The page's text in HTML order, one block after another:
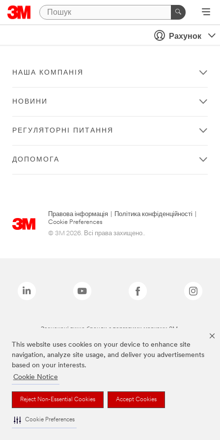
This website uses cookies on your device to enhance site
navigation, analyze site usage, and deliver you advertisements
based on your interests.
Cookie Notice
Reject Non-Essential Cookies Accept Cookies
Cookie Preferences
Рахунок
НАША КОМПАНІЯ
НОВИНИ
РЕГУЛЯТОРНІ ПИТАННЯ
ДОПОМОГА
Правова інформація Політика конфіденційності
Cookie Preferences
© 3M 2026. Всі права захищено..
Зазначені вище бренди є торговими марками 3M.